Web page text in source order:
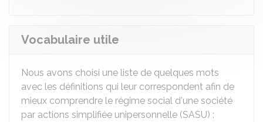
Vocabulaire utile
Nous avons choisi une liste de quelques mots
avec les définitions qui leur correspondent afin de
mieux comprendre le régime social d'une société
par actions simplifiée unipersonnelle (SASU) :